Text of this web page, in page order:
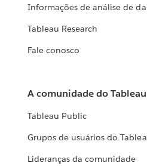
Informações de análise de
Tableau Research
Fale conosco
A comunidade do Tableau
Tableau Public
Grupos de usuários do
Lideranças da comunidade